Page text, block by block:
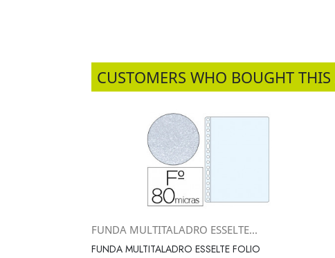
CUSTOMERS WHO BOUGHT THIS
Vista rápida
FUNDA MULTITALADRO ESSELTE...
FUNDA MULTITALADRO ESSELTE FOLIO